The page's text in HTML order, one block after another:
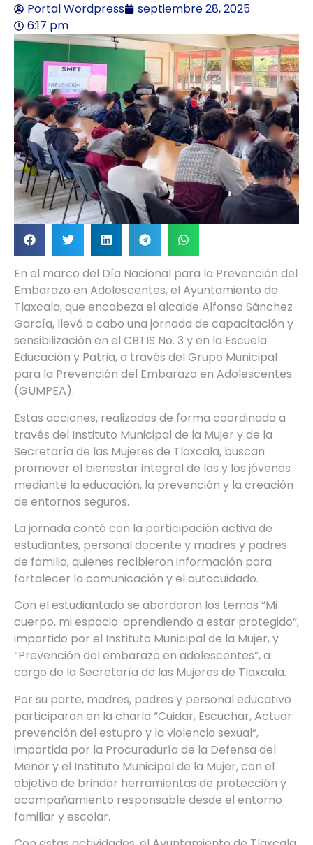
Portal Wordpress
septiembre 28, 2025
6:17 pm
En el marco del Día Nacional para la Prevención del
Embarazo en Adolescentes, el Ayuntamiento de
Tlaxcala, que encabeza el alcalde Alfonso Sánchez
García, llevó a cabo una jornada de capacitación y
sensibilización en el CBTIS No. 3 y en la Escuela
Educación y Patria, a través del Grupo Municipal
para la Prevención del Embarazo en Adolescentes
(GUMPEA).
Estas acciones, realizadas de forma coordinada a
través del Instituto Municipal de la Mujer y de la
Secretaría de las Mujeres de Tlaxcala, buscan
promover el bienestar integral de las y los jóvenes
mediante la educación, la prevención y la creación
de entornos seguros.
La jornada contó con la participación activa de
estudiantes, personal docente y madres y padres
de familia, quienes recibieron información para
fortalecer la comunicación y el autocuidado.
Con el estudiantado se abordaron los temas “Mi
cuerpo, mi espacio: aprendiendo a estar protegido”,
impartido por el Instituto Municipal de la Mujer, y
“Prevención del embarazo en adolescentes”, a
cargo de la Secretaría de las Mujeres de Tlaxcala.
Por su parte, madres, padres y personal educativo
participaron en la charla “Cuidar, Escuchar, Actuar:
prevención del estupro y la violencia sexual”,
impartida por la Procuraduría de la Defensa del
Menor y el Instituto Municipal de la Mujer, con el
objetivo de brindar herramientas de protección y
acompañamiento responsable desde el entorno
familiar y escolar.